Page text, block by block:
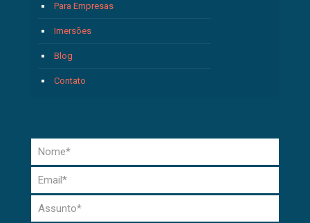
Para Empresas
Imersões
Blog
Contato